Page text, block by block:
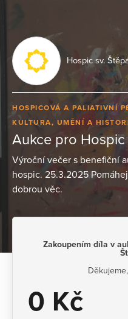
Hospic sv.
HOSPICOVÁ A PALIATIVNÍ
KULTURA, UMĚNÍ A
Aukce pro
Výroční večer s benefiční
hospic. 25.3.2025
dobrou věc.
Zakoupením díla v
0 Kč